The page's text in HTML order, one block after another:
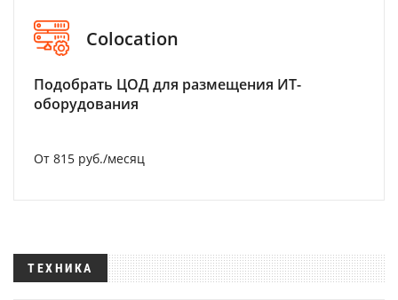
Colocation
Подобрать ЦОД для размещения ИТ-
оборудования
От 815 руб./месяц
ТЕХНИКА